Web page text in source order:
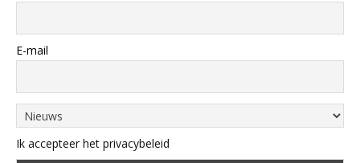
E-mail
Ik accepteer het privacybeleid